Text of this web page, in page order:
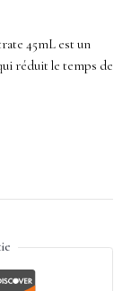
45mL est un
réduit le temps de